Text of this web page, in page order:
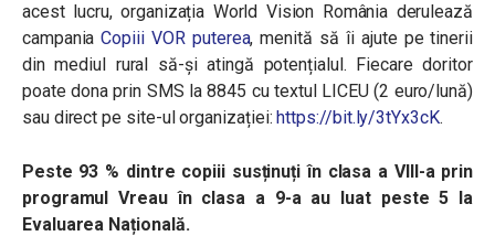
acest lucru, organizația World Vision România derulează
campaniaCopiii VOR puterea, menită să îi ajute pe tinerii
din mediul rural să-și atingă potențialul. Fiecare doritor
poate dona prin SMS la 8845 cu textul LICEU (2 euro/lună)
sau direct pe site-ul organizației:https://bit.ly/3tYx3cK.
Peste 93 % dintre copiii susținuți în clasa a VIII-a prin
programul Vreau în clasa a 9-a au luat peste 5 la
Evaluarea Națională.